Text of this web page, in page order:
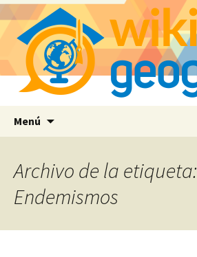
Menú
Archivo de la etiqueta:
Endemismos